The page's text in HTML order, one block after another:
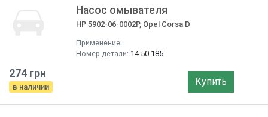
Насос омывателя
HP 5902-06-0002P, Opel Corsa D
Применение:
Номер детали: 14 50 185
274 грн
в наличии Купить